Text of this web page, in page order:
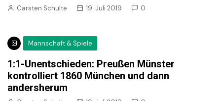
Carsten Schulte 19. Juli 2019 0
Mannschaft & Spiele
1:1-Unentschieden: Preußen Münster
kontrolliert 1860 München und dann
andersherum